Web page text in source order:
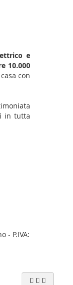
e
10.000
con
in tutta
- P.IVA: